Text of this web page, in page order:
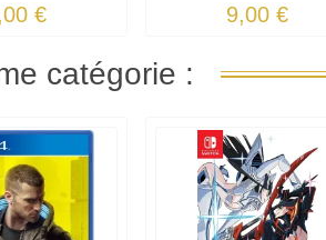
€ 9,00 €
catégorie :